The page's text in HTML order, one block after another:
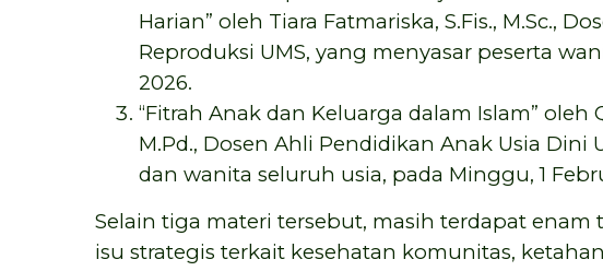
Harian” oleh Tiara Fatmariska, S.Fis., M.Sc.,
Reproduksi UMS, yang menyasar peserta
2026.
“Fitrah Anak dan Keluarga dalam Islam” oleh
M.Pd., Dosen Ahli Pendidikan Anak Usia
dan wanita seluruh usia, pada Minggu, 1
Selain tiga materi tersebut, masih terdapat
isu strategis terkait kesehatan komunitas,